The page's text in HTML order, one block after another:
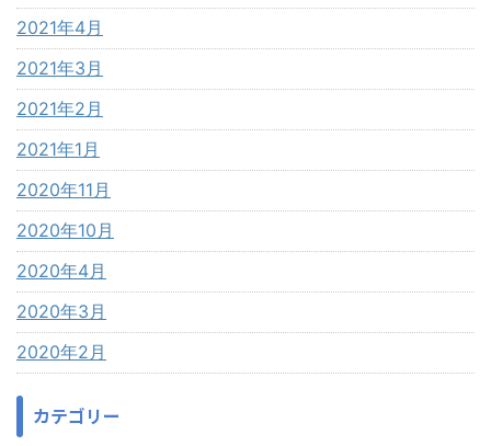
2021年4月
2021年3月
2021年2月
2021年1月
2020年11月
2020年10月
2020年4月
2020年3月
2020年2月
カテゴリー